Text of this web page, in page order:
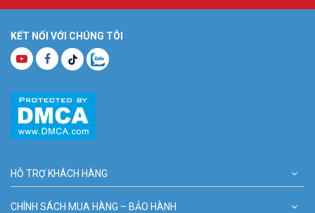
KẾT NỐI VỚI CHÚNG TÔI
HỖ TRỢ KHÁCH HÀNG
CHÍNH SÁCH MUA HÀNG – BẢO HÀNH